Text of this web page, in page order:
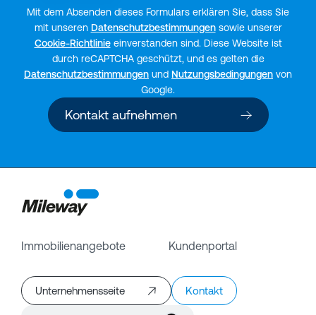
Mit dem Absenden dieses Formulars erklären Sie, dass Sie
mit unseren Datenschutzbestimmungensowie unserer
Cookie-Richtlinieeinverstanden sind. Diese Website ist
durch reCAPTCHA geschützt, und es gelten die
Datenschutzbestimmungen und Nutzungsbedingungen von
Google.
Kontakt aufnehmen
Immobilienangebote Kundenportal
Unternehmensseite Kontakt